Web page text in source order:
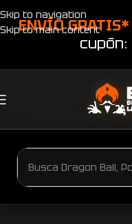
Skip to navigation
Skip to main content
ENVÍO GRATIS*
cupón: